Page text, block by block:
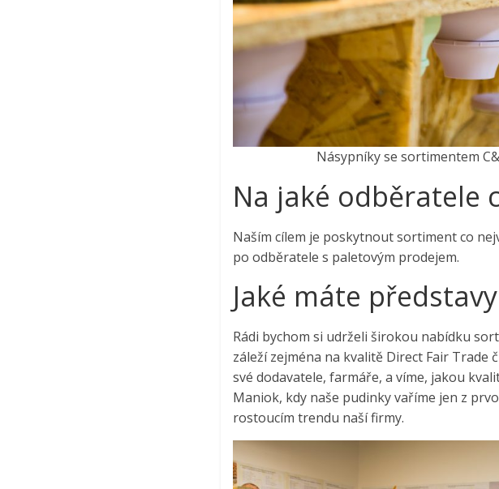
Násypníky se sortimentem
Na jaké odběratele
Naším cílem je poskytnout sortiment co
po odběratele s paletovým prodejem.
Jaké máte
Rádi bychom si udrželi širokou nabídku
záleží zejména na kvalitě Direct Fair Trade
své dodavatele, farmáře, a víme, jakou
Maniok, kdy naše pudinky vaříme jen z
rostoucím trendu naší firmy.